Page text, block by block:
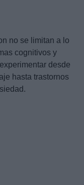
no se limitan a lo
cognitivos y
desde
hasta trastornos